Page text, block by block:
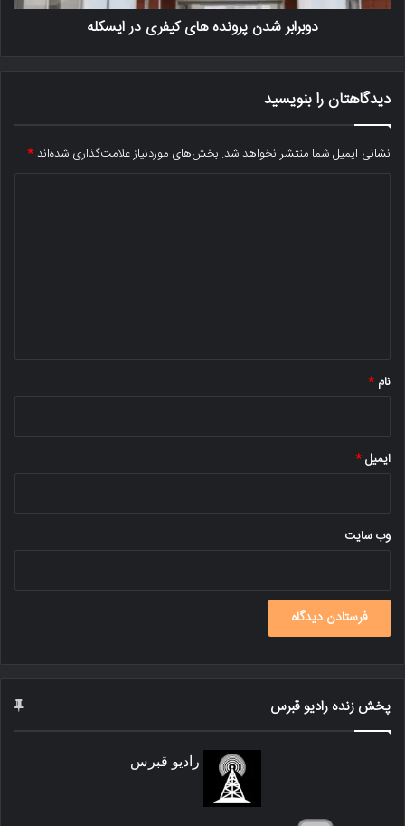
دوبرابر شدن پرونده های کیفری در ایسکله
دیدگاهتان را بنویسید
نشانی ایمیل شما منتشر نخواهد شد. بخش‌های موردنیاز علامت‌گذاری شده‌اند*
نام *
ایمیل*
وب‌ سایت
پخش زنده رادیو قبرس
رادیو قبرس